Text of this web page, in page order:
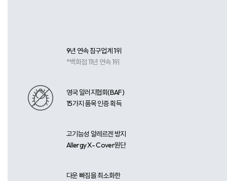
9년 연속 침구업계 1위
*백화점 11년 연속 1위
영국 알러지협회(BAF)
15가지 품목 인증 획득
고기능성 알레르겐 방지
Allergy X- Cover원단​
다운 빠짐을 최소화한